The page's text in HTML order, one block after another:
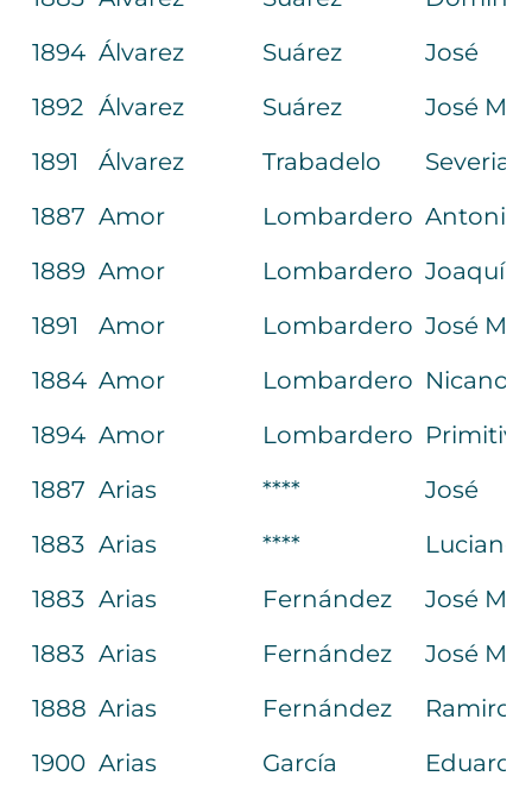
1894 Álvarez Suárez
José
1892 Álvarez Suárez
José M.ª
1891
Álvarez Trabadelo
1887 Amor Lombardero Antonio
1889 Amor Lombardero Joaquín
1891
Amor Lombardero José M.ª
1884 Amor Lombardero Nicanor
1894 Amor Lombardero Primitivo
1887 Arias ****
José
1883 Arias ****
Luciano
1883 Arias Fernández
José M.ª
1883 Arias Fernández
José M.ª
1888 Arias Fernández
Ramiro
1900 Arias García
Eduardo